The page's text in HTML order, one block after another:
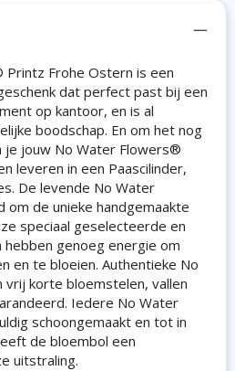
Frohe Ostern is een
dat perfect past bij een
op kantoor, en is al
boodschap. En om het nog
je jouw No Water Flowers®
leveren in een Paascilinder,
De levende No Water
de unieke handgemaakte
speciaal geselecteerde en
genoeg energie om
en te bloeien. Authentieke No
korte bloemstelen, vallen
Iedere No Water
schoongemaakt en tot in
de bloembol een
uitstraling.